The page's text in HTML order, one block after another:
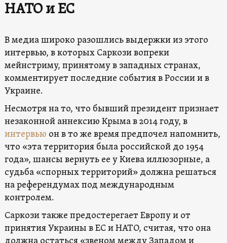
НАТО и ЕС
В медиа широко разошлись выдержки из этого
интервью, в которых Саркози вопреки
мейнстриму, принятому в западных странах,
комментирует последние события в России и в
Украине.
Несмотря на то, что бывший президент признает
незаконной аннексию Крыма в 2014 году, в
интервью он в то же время предпочел напомнить,
что «эта территория была российской до 1954
года», шансы вернуть ее у Киева иллюзорные, а
судьба «спорных территорий» должна решаться
на референдумах под международным
контролем.
Саркози также предостерегает Европу и от
принятия Украины в ЕС и НАТО, считая, что она